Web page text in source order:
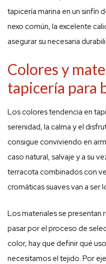
tapicería marina en un sinfín
nexo común, la excelente
asegurar su necesaria
Colores y
tapicería para
Los colores tendencia en
serenidad, la calma y el
consigue conviviendo en
caso natural, salvaje y a su
terracota combinados con
cromáticas suaves van a ser
Los materiales se presentan
pasar por el proceso de
color, hay que definir qué
necesitamos el tejido. Por